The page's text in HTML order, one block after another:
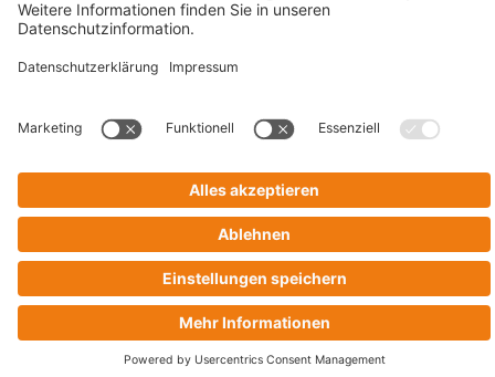
© 2026 CRIF GmbH | All rights reserved.
9001, ISO 45001, ISO/IEC 27001, ISO 14001